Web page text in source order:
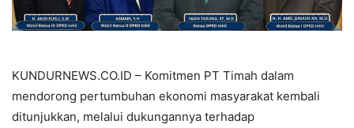
KUNDURNEWS.CO.ID – Komitmen PT Timah dalam
mendorong pertumbuhan ekonomi masyarakat kembali
ditunjukkan, melalui dukungannya terhadap